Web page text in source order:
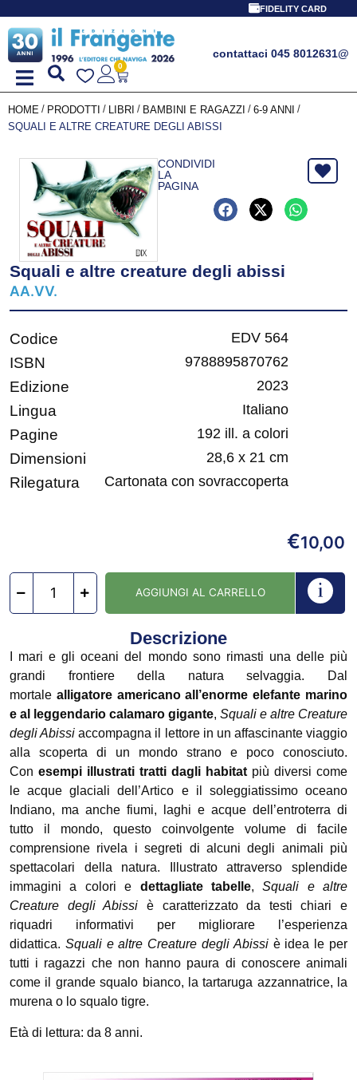
FIDELITY CARD
contattaci 045 8012631@
0
HOME / PRODOTTI / LIBRI / BAMBINI E RAGAZZI / 6-9 ANNI /
SQUALI E ALTRE CREATURE DEGLI ABISSI
CONDIVIDI
LA
PAGINA
Squali e altre creature degli abissi
AA.VV.
Codice EDV 564
ISBN 9788895870762
Edizione 2023
Lingua Italiano
Pagine 192 ill. a colori
Dimensioni 28,6 x 21 cm
Rilegatura Cartonata con sovraccoperta
€10,00
AGGIUNGI AL CARRELLO
Descrizione
I mari e gli oceani del mondo sono rimasti una delle più
grandi frontiere della natura selvaggia. Dal
mortale alligatore americano all’enorme elefante marino
e al leggendario calamaro gigante, Squali e altre Creature
degli Abissi accompagna il lettore in un affascinante viaggio
alla scoperta di un mondo strano e poco conosciuto.
Con esempi illustrati tratti dagli habitat più diversi come
le acque glaciali dell’Artico e il soleggiatissimo oceano
Indiano, ma anche fiumi, laghi e acque dell’entroterra di
tutto il mondo, questo coinvolgente volume di facile
comprensione rivela i segreti di alcuni degli animali più
spettacolari della natura. Illustrato attraverso splendide
immagini a colori e dettagliate tabelle,Squali e altre
Creature degli Abissi è caratterizzato da testi chiari e
riquadri informativi per migliorare l’esperienza
didattica. Squali e altre Creature degli Abissi è idea le per
tutti i ragazzi che non hanno paura di conoscere animali
come il grande squalo bianco, la tartaruga azzannatrice, la
murena o lo squalo tigre.
Età di lettura: da 8 anni.